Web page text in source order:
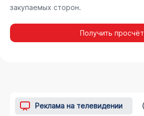
закупаемых сторон.
Получить просчёт
Реклама на телевидении